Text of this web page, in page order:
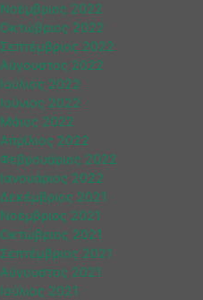
Νοέμβριος 2022
Οκτώβριος 2022
Σεπτέμβριος 2022
Αύγουστος 2022
Ιούλιος 2022
Ιούνιος 2022
Μάιος 2022
Απρίλιος 2022
Φεβρουάριος 2022
Ιανουάριος 2022
Δεκέμβριος 2021
Νοέμβριος 2021
Οκτώβριος 2021
Σεπτέμβριος 2021
Αύγουστος 2021
Ιούλιος 2021